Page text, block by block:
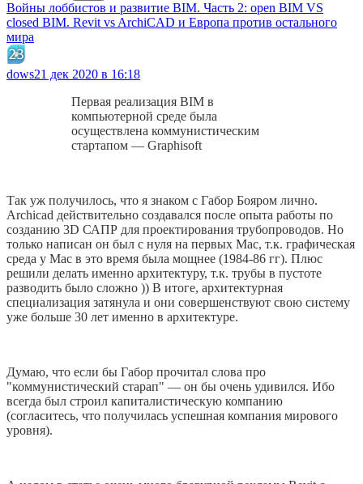
Войны лоббистов и развитие BIM. Часть 2: open BIM VS
closed BIM. Revit vs ArchiCAD и Европа против остального
мира
dows21 дек 2020 в 16:18
Первая реализация BIM в
компьютерной среде была
осуществлена коммунистическим
стартапом — Graphisoft
Так уж получилось, что я знаком с Габор Бояром лично.
Archicad действительно создавался после опыта работы по
созданию 3D САПР для проектирования трубопроводов. Но
только написан он был с нуля на первых Mac, т.к. графическая
среда у Mac в это время была мощнее (1984-86 гг). Плюс
решили делать именно архитектуру, т.к. трубы в пустоте
разводить было сложно )) В итоге, архитектурная
специализация затянула и они совершенствуют свою систему
уже больше 30 лет именно в архитектуре.
Думаю, что если бы Габор прочитал слова про
"коммунистический старап" — он бы очень удивился. Ибо
всегда был строил капиталистическую компанию
(согласитесь, что получилась успешная компания мирового
уровня).